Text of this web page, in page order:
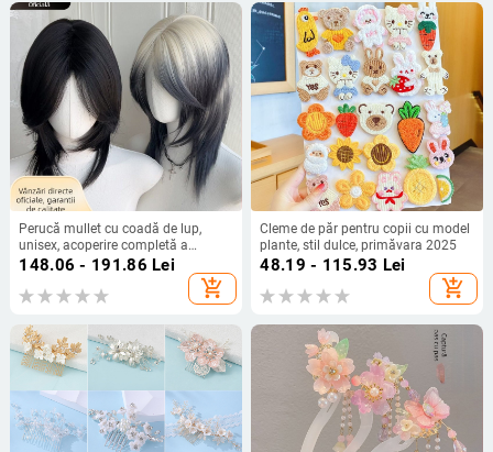
Perucă mullet cu coadă de lup,
unisex, acoperire completă a
capului, păr sintetic rezistent la
148.06 - 191.86 Lei
add_shopping_cart
Cleme de păr pentru copii cu model
plante, stil dulce, primăvara 2025
48.19 - 115.93 Lei
add_shopping_cart